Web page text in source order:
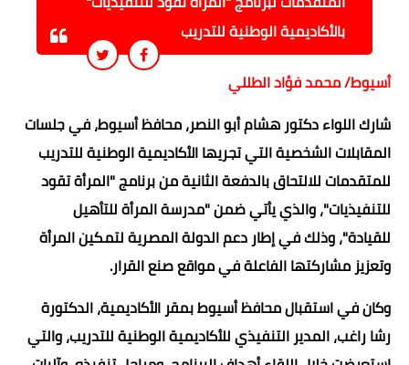
بالأكاديمية الوطنية للتدريب
أسيوط/ محمد فؤاد الطللي
شارك اللواء دكتور هشام أبو النصر، محافظ أسيوط، في جلسات
المقابلات الشخصية التي تجريها الأكاديمية الوطنية للتدريب
للمتقدمات للالتحاق بالدفعة الثانية من برنامج "المرأة تقود
للتنفيذيات"، والذي يأتي ضمن "مدرسة المرأة للتأهيل
للقيادة"، وذلك في إطار دعم الدولة المصرية لتمكين المرأة
وتعزيز مشاركتها الفاعلة في مواقع صنع القرار.
وكان في استقبال محافظ أسيوط بمقر الأكاديمية، الدكتورة
رشا راغب، المدير التنفيذي للأكاديمية الوطنية للتدريب، والتي